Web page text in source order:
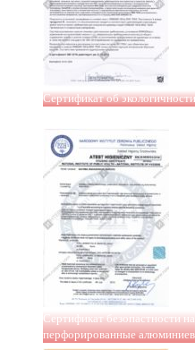
Сертификат об
Сертификат безопастности
перфорированные